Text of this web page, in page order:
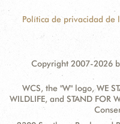
Política de privacidad de
Copyright 2007-2026
WCS, the "W" logo, WE
WILDLIFE, and STAND FOR